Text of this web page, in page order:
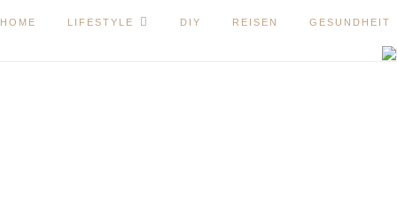
HOME LIFESTYLE DIY REISEN GESUNDHEIT